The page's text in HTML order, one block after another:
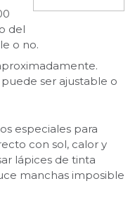
del
o no.
ser ajustable o
especiales para
con sol, calor y
lápices de tinta
manchas imposible